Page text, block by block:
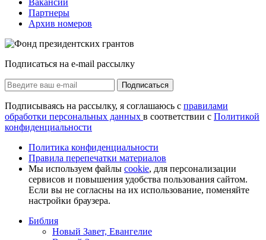
Вакансии
Партнеры
Архив номеров
Подписаться на e-mail рассылку
Подписаться
Подписываясь на рассылку, я соглашаюсь с правилами
обработки персональных данных в соответствии с Политикой
конфиденциальности
Политика конфиденциальности
Правила перепечатки материалов
Мы используем файлы cookie, для персонализации
сервисов и повышения удобства пользования сайтом.
Если вы не согласны на их использование, поменяйте
настройки браузера.
Библия
Новый Завет, Евангелие